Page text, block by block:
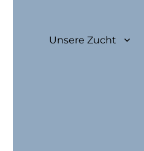
Unsere Zucht